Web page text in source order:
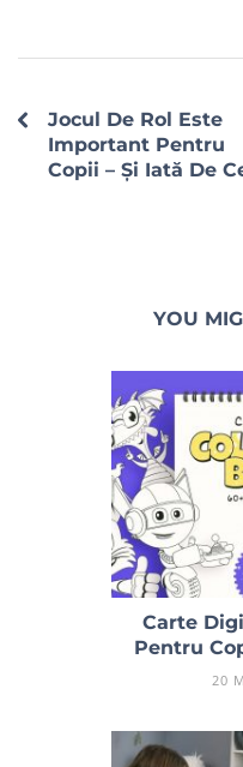
Jocul De Rol Este
Important Pentru
Copii – Și Iată De
YOU
Carte
Pentru
20